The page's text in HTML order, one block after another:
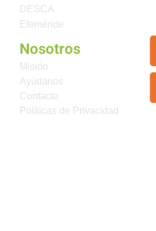
DESCA
Efeméride
Nosotros
Misión
Ayúdanos
Contacto
Políticas de Privacidad